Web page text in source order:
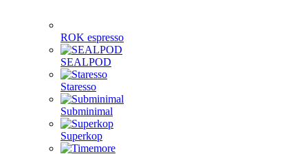
ROK espresso
SEALPOD
Staresso
Subminimal
Superkop